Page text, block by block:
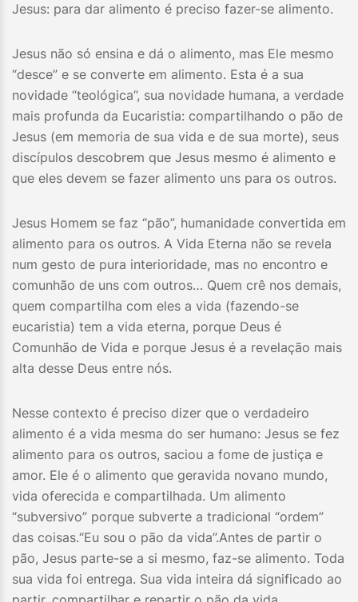
Jesus: para dar alimento é preciso fazer-se alimento.
Jesus não só ensina e dá o alimento, mas Ele mesmo
“desce” e se converte em alimento. Esta é a sua
novidade “teológica”, sua novidade humana, a verdade
mais profunda da Eucaristia: compartilhando o pão de
Jesus (em memoria de sua vida e de sua morte), seus
discípulos descobrem que Jesus mesmo é alimento e
que eles devem se fazer alimento uns para os outros.
Jesus Homem se faz “pão”, humanidade convertida em
alimento para os outros. A Vida Eterna não se revela
num gesto de pura interioridade, mas no encontro e
comunhão de uns com outros… Quem crê nos demais,
quem compartilha com eles a vida (fazendo-se
eucaristia) tem a vida eterna, porque Deus é
Comunhão de Vida e porque Jesus é a revelação mais
alta desse Deus entre nós.
Nesse contexto é preciso dizer que o verdadeiro
alimento é a vida mesma do ser humano: Jesus se fez
alimento para os outros, saciou a fome de justiça e
amor. Ele é o alimento que geravida novano mundo,
vida oferecida e compartilhada. Um alimento
“subversivo” porque subverte a tradicional “ordem”
das coisas.“Eu sou o pão da vida”.Antes de partir o
pão, Jesus parte-se a si mesmo, faz-se alimento. Toda
sua vida foi entrega. Sua vida inteira dá significado ao